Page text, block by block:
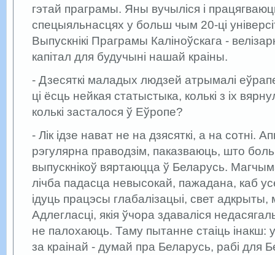
гэтай праграмы. Яны вучыліся і
спецыяльнасцях у больш чым 20-ці
Выпускнікі Праграмы Каліноўскага -
капітал для будучыні нашай краіны.
- Дзесяткі маладых людзей атрымалі
ці ёсць нейкая статыстыка, колькі з іх
колькі засталося ў Еўропе?
- Лік ідзе нават не на дзясяткі, а на сотні.
рэгулярна праводзім, паказваюць, што
выпускнікоў вяртаюцца ў Беларусь.
лічба падасца невысокай, пажадана, каб
ідуць працэсы глабалізацыі, свет адкрыты,
Адлегласці, якія ўчора здаваліся
не палохаюць. Таму пытанне стаіць інакш:
за краінай - думай пра Беларусь, рабі для